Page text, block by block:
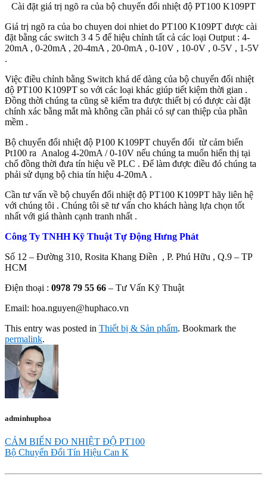
Cài đặt giá trị ngõ ra của bộ chuyển đổi nhiệt độ PT100 K109PT
Giá trị ngõ ra của bo chuyen doi nhiet do PT100 K109PT được cài
đặt bằng các switch 3 4 5 để hiệu chỉnh tất cả các loại Output : 4-
20mA , 0-20mA , 20-4mA , 20-0mA , 0-10V , 10-0V , 0-5V , 1-5V
.
Việc điều chỉnh bằng Switch khá dể dàng của bộ chuyển đổi nhiệt
độ PT100 K109PT so với các loại khác giúp tiết kiệm thời gian .
Đồng thời chúng ta cũng sẽ kiểm tra được thiết bị có được cài đặt
chính xác bằng mắt mà không cần phải có sự can thiệp của phần
mềm .
Bộ chuyển đổi nhiệt độ P100 K109PT chuyển đổi từ cảm biến
Pt100 ra Analog 4-20mA / 0-10V nếu chúng ta muốn hiển thị tại
chổ đồng thời đưa tín hiệu về PLC . Để làm được điều đó chúng ta
phải sử dụng bộ chia tín hiệu 4-20mA .
Cần tư vấn về bộ chuyển đổi nhiệt độ PT100 K109PT hãy liên hệ
với chúng tôi . Chúng tôi sẽ tư vấn cho khách hàng lựa chọn tốt
nhất với giá thành cạnh tranh nhất .
Công Ty TNHH Kỹ Thuật Tự Động Hưng Phát
Số 12 – Đường 310, Rosita Khang Điền , P. Phú Hữu , Q.9 – TP
HCM
Điện thoại : 0978 79 55 66 – Tư Vấn Kỹ Thuật
Email: hoa.nguyen@huphaco.vn
This entry was posted in Thiết bị & Sản phẩm. Bookmark the
permalink.
adminhuphoa
CẢM BIẾN ĐO NHIỆT ĐỘ PT100
Bộ Chuyển Đổi Tín Hiệu Can K